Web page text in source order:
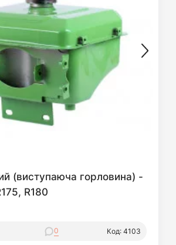
(виступаюча горловина) -
R180
0 Код: 4103